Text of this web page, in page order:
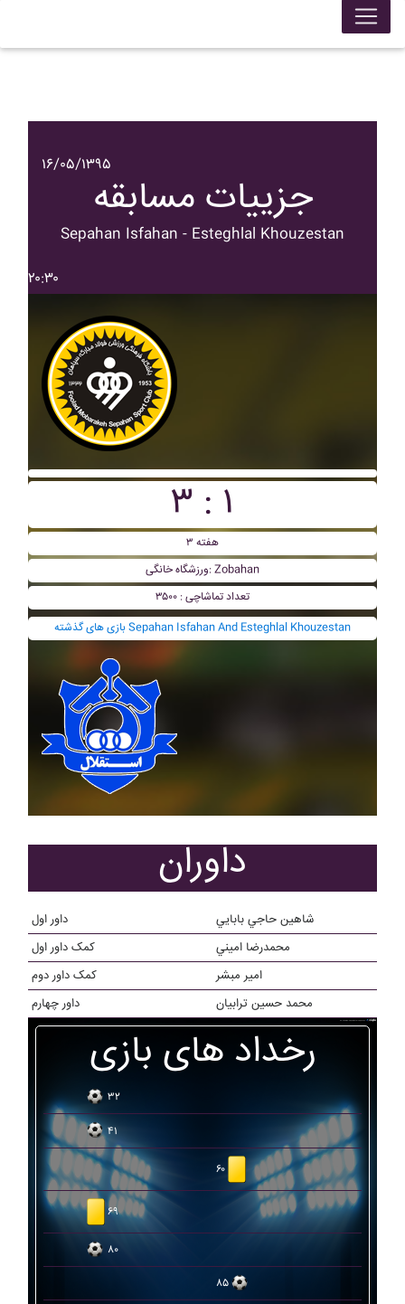
۱۶/۰۵/۱۳۹۵
جزییات مسابقه
Sepahan Isfahan - Esteghlal Khouzestan
۲۰:۳۰
۳ : ۱
هفته ۳
ورزشگاه خانگی: Zobahan
تعداد تماشاچی : ۳۵۰۰
بازی های گذشته Sepahan Isfahan And Esteghlal Khouzestan
داوران
داور اول
شاهين حاجي بابايي
کمک داور اول
محمدرضا اميني
کمک داور دوم
امير مبشر
داور چهارم
محمد حسين ترابيان
رخداد های بازی
۳۲
۴۱
۶۰
۶۹
۸۰
۸۵